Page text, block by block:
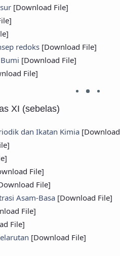
[Download File]
redoks [Download File]
[Download File]
File]
XI (sebelas)
dan Ikatan Kimia
File]
File]
Asam-Basa [Download File]
File]
File]
[Download File]